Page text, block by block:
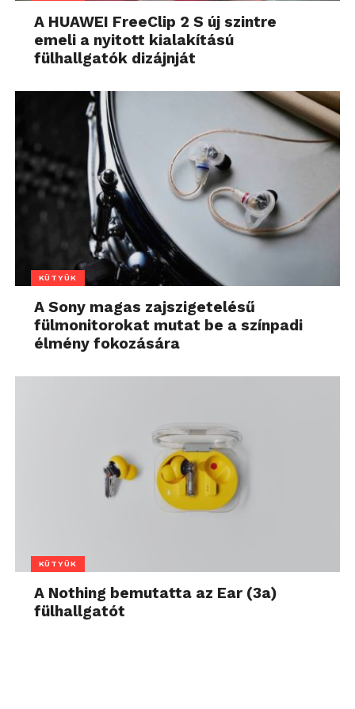
A HUAWEI FreeClip 2 S új szintre
emeli a nyitott kialakítású
fülhallgatók dizájnját
KÜTYÜK
A Sony magas zajszigetelésű
fülmonitorokat mutat be a színpadi
élmény fokozására
KÜTYÜK
A Nothing bemutatta az Ear (3a)
fülhallgatót